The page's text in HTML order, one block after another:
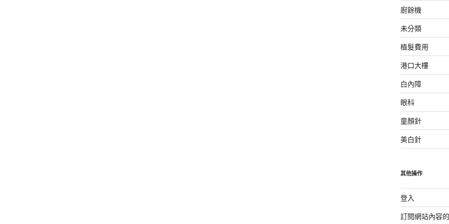
廚餘機
未分類
植髮費用
港口大樓
白內障
眼科
童顏針
美白針
其他操作
登入
訂閱網站內容